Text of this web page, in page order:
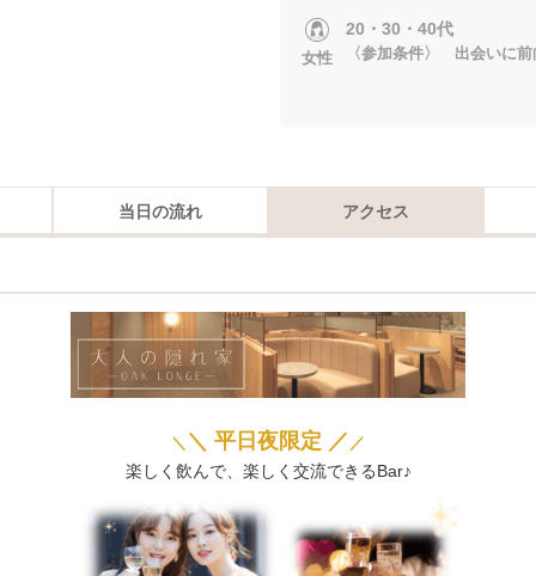
女性
20・30・40代
〈参加条件〉 出会いに前
当日の流れ アクセス
＼ ＼ 平日夜限定 ／ ／
楽しく飲んで、楽しく交流できるBar♪